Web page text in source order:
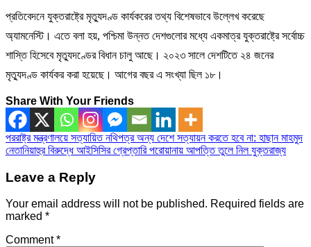
প্রতিবেদনে যুক্তরাষ্ট্রে মৃত্যুদণ্ড কার্যকরের তথ্য বিশেষভাবে উল্লেখ করেছে
অ্যামনেস্টি। এতে বলা হয়, পশ্চিমা উন্নত দেশগুলোর মধ্যে একমাত্র যুক্তরাষ্ট্রে সর্বোচ্চ
শাস্তি হিসেবে মৃত্যুদণ্ডের বিধান চালু আছে। ২০২৩ সালে দেশটিতে ২৪ জনের
মৃত্যুদণ্ড কার্যকর করা হয়েছে। আগের বছর এ সংখ্যা ছিল ১৮।
Share With Your Friends
Post
navigation
পররাষ্ট্র মন্ত্রণালয়ে সত্যায়িত নথিপত্র অন্য দেশে সত্যায়ন করতে হবে না: হাছান মাহমুদ
নেতানিয়াহুর বিরুদ্ধে আইসিসির গ্রেপ্তারি পরোয়ানায় আপত্তি তুলে নিল যুক্তরাজ্য
Leave a Reply
Your email address will not be published. Required fields are
marked *
Comment*